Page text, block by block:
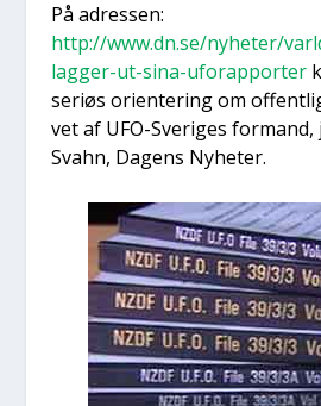
På adres­sen:
http://www.dn.se/nyheter/
lagger-ut-sina-uforapporter
seri­øs ori­en­te­ring om
vet af UFO-Sve­ri­ges
Sva­hn, Dagens Nyhe­ter.